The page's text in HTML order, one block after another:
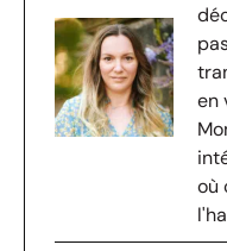
en
où